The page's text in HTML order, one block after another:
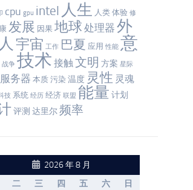
cpu gpu intel 人生 人类 体验 修
发展 因果 地球 处理器 外
宇宙 工作 巴夏 应用 性能 意
战争 技术 接触文明 方案 星际
服务器 本质 污染 温度 灵性 灵魂
技 系统 经历 经济 联盟 能量 计划
评测 达里尔频率
2026 年 8 月
二 三 四 五 六
日